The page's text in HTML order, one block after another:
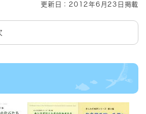
更新日：2012年6月23日掲載